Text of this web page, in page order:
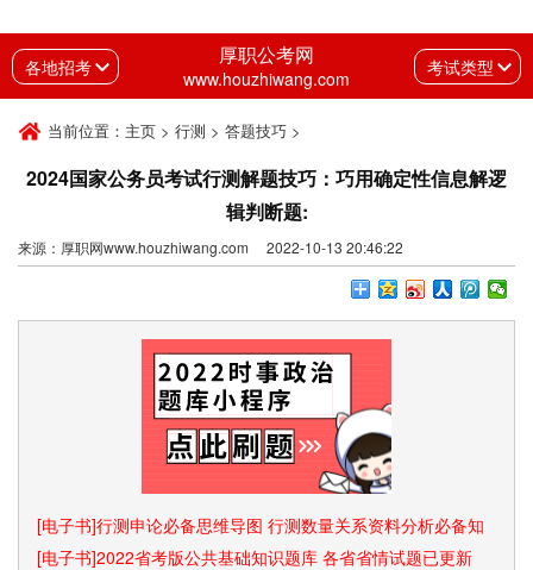
各地招考 厚职公考网
www.houzhiwang.com 考试类型
当前位置： 主页 > 行测 > 答题技巧 >
2024国家公务员考试行测解题技巧：巧用确定性信息解逻
辑判断题:
来源：厚职网www.houzhiwang.com 2022-10-13 20:46:22
[电子书]行测申论必备思维导图 行测数量关系资料分析必备知
识点和速算技巧
[电子书]2022省考版公共基础知识题库 各省省情试题已更新